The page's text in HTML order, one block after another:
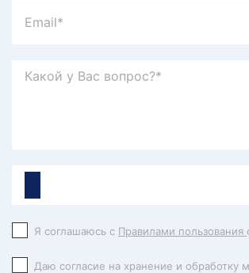
Я соглашаюсь с Правилами пользования
Даю согласие на хранение и обработку